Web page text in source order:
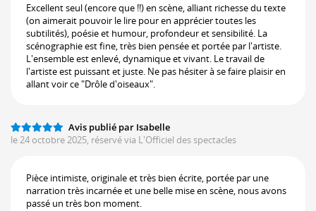
Excellent seul (encore que !!) en scène, alliant richesse du texte
(on aimerait pouvoir le lire pour en apprécier toutes les
subtilités), poésie et humour, profondeur et sensibilité. La
scénographie est fine, très bien pensée et portée par l'artiste.
L'ensemble est enlevé, dynamique et vivant. Le travail de
l'artiste est puissant et juste. Ne pas hésiter à se faire plaisir en
allant voir ce "Drôle d'oiseaux".
Avis publié par Isabelle
le 24 octobre 2025, réservé via L'Officiel des spectacles
Pièce intimiste, originale et très bien écrite, portée par une
narration très incarnée et une belle mise en scène, nous avons
passé un très bon moment.